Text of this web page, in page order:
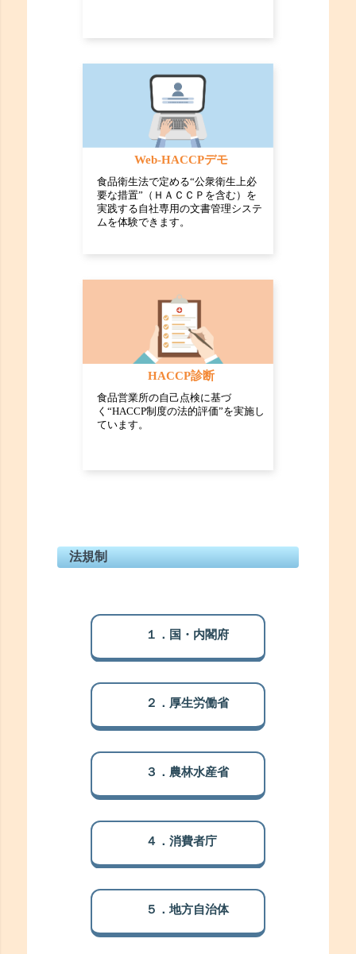
Web-HACCPデモ
食品衛生法で定める“公衆衛生上必
要な措置”（ＨＡＣＣＰを含む）を
実践する自社専用の文書管理システ
ムを体験できます。
HACCP診断
食品営業所の自己点検に基づ
く“HACCP制度の法的評価”を実施し
ています。
法規制
１．国・内閣府
２．厚生労働省
３．農林水産省
４．消費者庁
５．地方自治体